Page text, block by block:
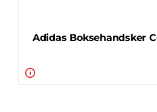
Adidas Boksehandsker
i